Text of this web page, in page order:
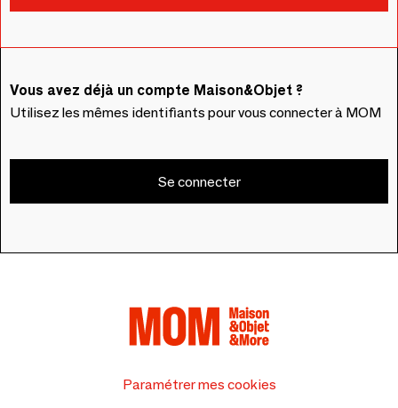
Vous avez déjà un compte Maison&Objet ?
Utilisez les mêmes identifiants pour vous connecter à MOM
Se connecter
Paramétrer mes cookies